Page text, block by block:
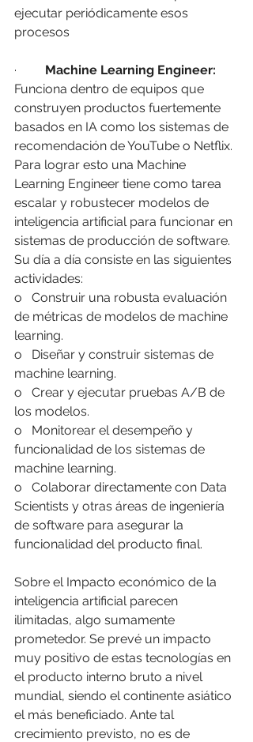
ejecutar periódicamente esos
procesos
· Machine Learning Engineer:
Funciona dentro de equipos que
construyen productos fuertemente
basados en IA como los sistemas de
recomendación de YouTube o Netflix.
Para lograr esto una Machine
Learning Engineer tiene como tarea
escalar y robustecer modelos de
inteligencia artificial para funcionar en
sistemas de producción de software.
Su día a día consiste en las siguientes
actividades:
o   Construir una robusta evaluación
de métricas de modelos de machine
learning.
o   Diseñar y construir sistemas de
machine learning.
o   Crear y ejecutar pruebas A/B de
los modelos.
o   Monitorear el desempeño y
funcionalidad de los sistemas de
machine learning.
o   Colaborar directamente con Data
Scientists y otras áreas de ingeniería
de software para asegurar la
funcionalidad del producto final.
Sobre el Impacto económico de la
inteligencia artificial parecen
ilimitadas, algo sumamente
prometedor. Se prevé un impacto
muy positivo de estas tecnologías en
el producto interno bruto a nivel
mundial, siendo el continente asiático
el más beneficiado. Ante tal
crecimiento previsto, no es de